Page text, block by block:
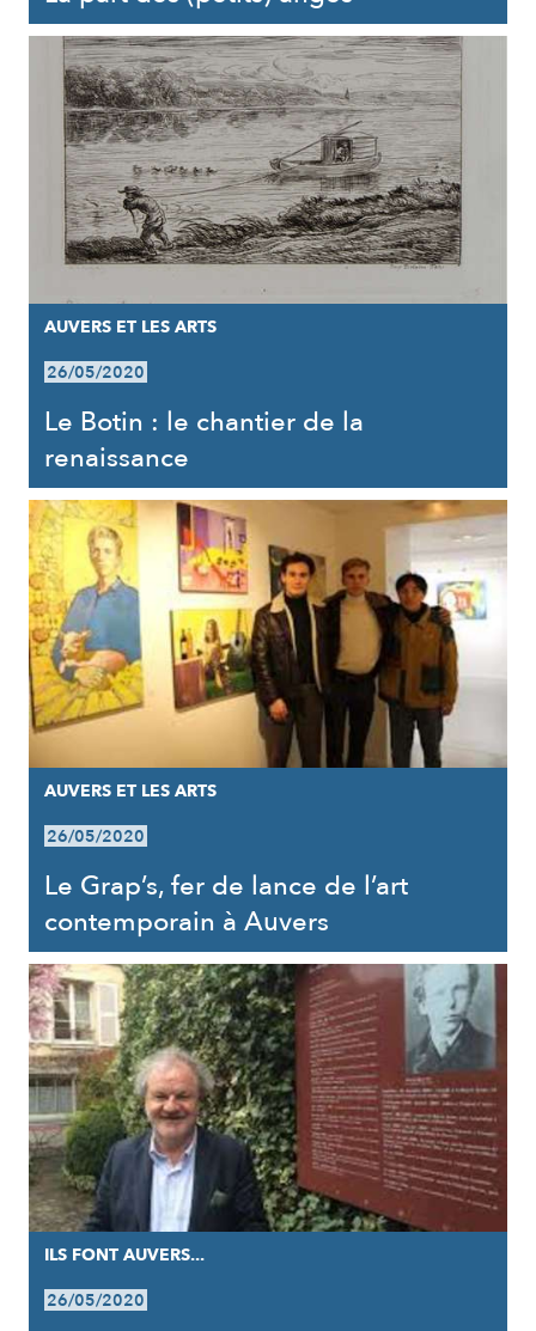
AUVERS ET LES ARTS
26/05/2020
Le Botin : le chantier de la
renaissance
AUVERS ET LES ARTS
26/05/2020
Le Grap’s, fer de lance de l’art
contemporain à Auvers
ILS FONT AUVERS...
26/05/2020